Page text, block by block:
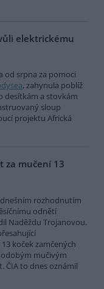
elektrickému
od srpna za pomoci
, zahynula poblíž
desítkám a stovkám
sloup
projektu Africká
za mučení 13
rozhodnutím
odnětí
Naděždu Trojanovou.
koček zamčených
mučivým
ČIA to dnes oznámil